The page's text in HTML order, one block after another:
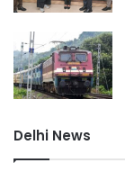
Delhi News